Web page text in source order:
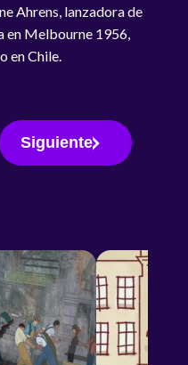
Ahrens, lanzadora de
en Melbourne 1956,
en Chile.
Siguiente